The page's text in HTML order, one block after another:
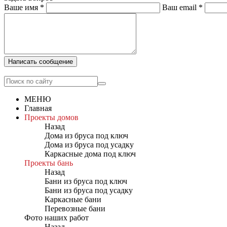
Ваше имя * Ваш email *
Написать сообщение
МЕНЮ
Главная
Проекты домов
Назад
Дома из бруса под ключ
Дома из бруса под усадку
Каркасные дома под ключ
Проекты бань
Назад
Бани из бруса под ключ
Бани из бруса под усадку
Каркасные бани
Перевозные бани
Фото наших работ